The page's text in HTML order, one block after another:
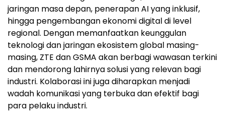
jaringan masa depan, penerapan AI yang inklusif,
hingga pengembangan ekonomi digital di level
regional. Dengan memanfaatkan keunggulan
teknologi dan jaringan ekosistem global masing-
masing, ZTE dan GSMA akan berbagi wawasan terkini
dan mendorong lahirnya solusi yang relevan bagi
industri. Kolaborasi ini juga diharapkan menjadi
wadah komunikasi yang terbuka dan efektif bagi
para pelaku industri.